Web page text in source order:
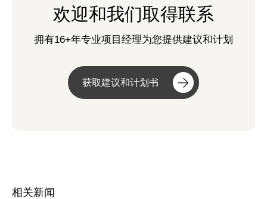
欢迎和我们取得联系
拥有16+年专业项目经理为您提供建议和计划
获取建议和计划书
相关新闻